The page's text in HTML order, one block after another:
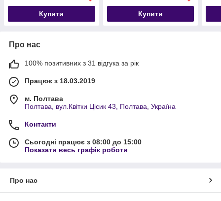
Купити Купити
Про нас
100% позитивних з 31 відгука за рік
Працює з 18.03.2019
м. Полтава
Полтава, вул.Квітки Цісик 43, Полтава, Україна
Контакти
Сьогодні працює з 08:00 до 15:00
Показати весь графік роботи
Про нас